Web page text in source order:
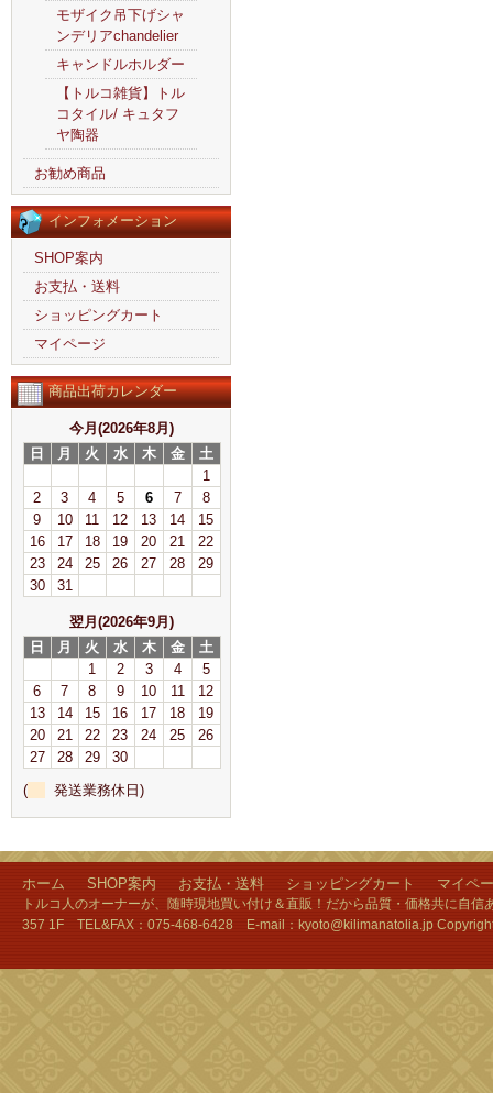
モザイク吊下げシャ
ンデリアchandelier
キャンドルホルダー
【トルコ雑貨】トル
コタイル/ キュタフ
ヤ陶器
お勧め商品
インフォメーション
SHOP案内
お支払・送料
ショッピングカート
マイページ
商品出荷カレンダー
今月(2026年8月)
日
月 火 水 木 金
土
1
2
3 4 5 6 7
8
9
10 11 12 13 14
15
16
17 18 19 20 21
22
23
24 25 26 27 28
29
30
31
翌月(2026年9月)
日
月 火 水 木 金
土
1
2 3 4
5
6
7 8 9 10 11
12
13
14 15 16 17 18
19
20
21 22 23 24 25
26
27
28 29
30
(
発送業務休日)
ホーム SHOP案内 お支払・送料 ショッピングカート マイペ
トルコ人のオーナーが、随時現地買い付け＆直販！だから品質・価格共に自
357 1F TEL&FAX：075-468-6428 E-mail：kyoto@kilimanatolia.jp